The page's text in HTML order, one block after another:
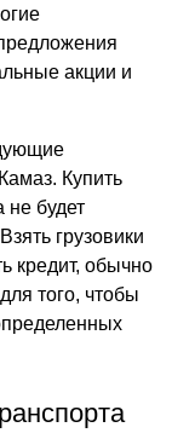
акции и
Купить
не будет
грузовики
кредит, обычно
того, чтобы